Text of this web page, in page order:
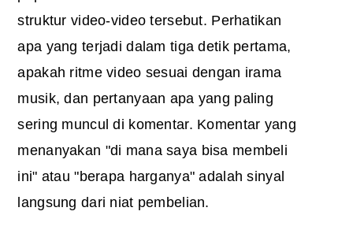
struktur video-video tersebut. Perhatikan
apa yang terjadi dalam tiga detik pertama,
apakah ritme video sesuai dengan irama
musik, dan pertanyaan apa yang paling
sering muncul di komentar. Komentar yang
menanyakan "di mana saya bisa membeli
ini" atau "berapa harganya" adalah sinyal
langsung dari niat pembelian.